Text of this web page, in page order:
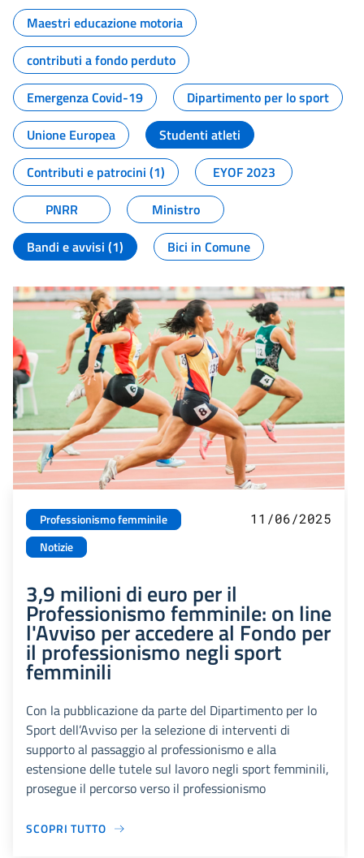
Maestri educazione motoria
contributi a fondo perduto
Emergenza Covid-19
Dipartimento per lo sport
Unione Europea
Studenti atleti
Contributi e patrocini (1)
EYOF 2023
PNRR
Ministro
Bandi e avvisi (1)
Bici in Comune
Professionismo femminile
Notizie
11/06/2025
3,9 milioni di euro per il
Professionismo femminile: on line
l'Avviso per accedere al Fondo per
il professionismo negli sport
femminili
Con la pubblicazione da parte del Dipartimento per lo
Sport dell’Avviso per la selezione di interventi di
supporto al passaggio al professionismo e alla
estensione delle tutele sul lavoro negli sport femminili,
prosegue il percorso verso il professionismo
SCOPRI TUTTO